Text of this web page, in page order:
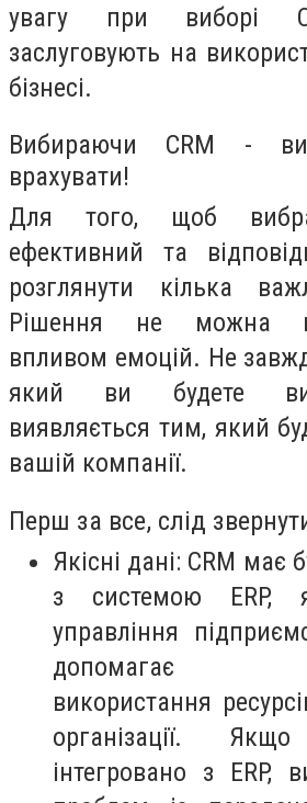
увагу при виборі
заслуговують на
бізнесі.
Вибираючи CRM -
врахувати!
Для того, щоб
ефективний та
розглянути кілька
Рішення не можна
впливом емоцій. Не
який ви будете
виявляється тим, який
вашій компанії.
Перш за все, слід
Якісні дані: CRM має
з системою ERP,
управління
допомагає
використання
організації.
інтегровано з ERP,